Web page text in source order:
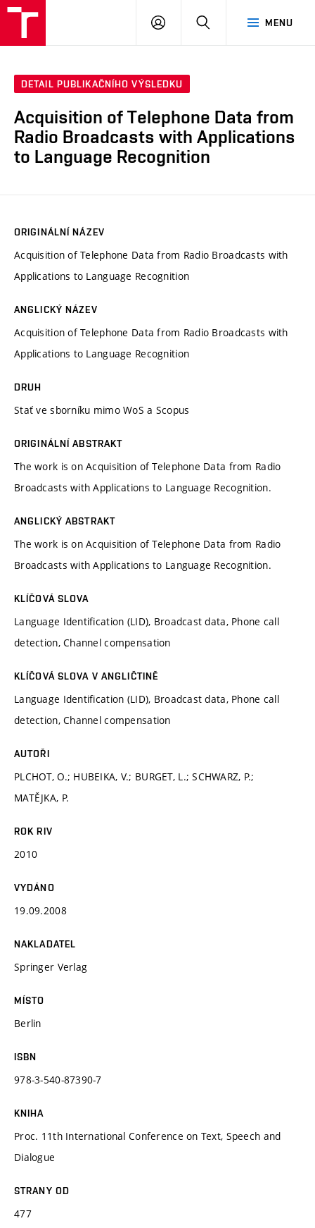
MENU
PŘIHLÁSIT
DETAIL PUBLIKAČNÍHO VÝSLEDKU
Acquisition of Telephone Data from
Radio Broadcasts with Applications
to Language Recognition
ORIGINÁLNÍ NÁZEV
Acquisition of Telephone Data from Radio Broadcasts with
Applications to Language Recognition
ANGLICKÝ NÁZEV
Acquisition of Telephone Data from Radio Broadcasts with
Applications to Language Recognition
DRUH
Stať ve sborníku mimo WoS a Scopus
ORIGINÁLNÍ ABSTRAKT
The work is on Acquisition of Telephone Data from Radio
Broadcasts with Applications to Language Recognition.
ANGLICKÝ ABSTRAKT
The work is on Acquisition of Telephone Data from Radio
Broadcasts with Applications to Language Recognition.
KLÍČOVÁ SLOVA
Language Identification (LID), Broadcast data, Phone call
detection, Channel compensation
KLÍČOVÁ SLOVA V ANGLIČTINĚ
Language Identification (LID), Broadcast data, Phone call
detection, Channel compensation
AUTOŘI
PLCHOT, O.; HUBEIKA, V.; BURGET, L.; SCHWARZ, P.;
MATĚJKA, P.
ROK RIV
2010
VYDÁNO
19.09.2008
NAKLADATEL
Springer Verlag
MÍSTO
Berlin
ISBN
978-3-540-87390-7
KNIHA
Proc. 11th International Conference on Text, Speech and
Dialogue
STRANY OD
477